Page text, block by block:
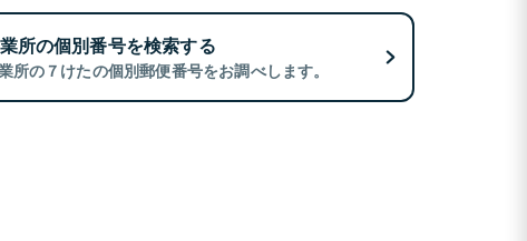
所の個別番号を検索する
所の７けたの個別郵便番号をお調べします。